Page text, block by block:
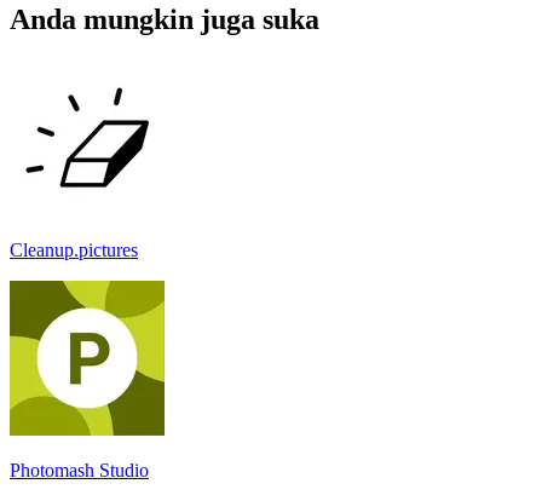
Anda mungkin juga suka
Cleanup.pictures
Photomash Studio